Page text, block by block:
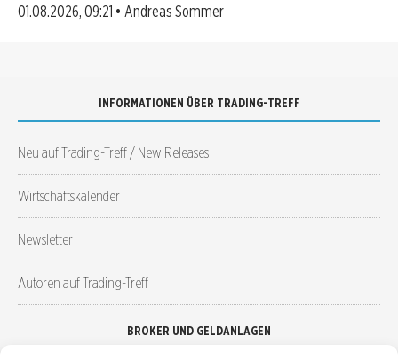
01.08.2026, 09:21 • Andreas Sommer
INFORMATIONEN ÜBER TRADING-TREFF
Neu auf Trading-Treff / New Releases
Wirtschaftskalender
Newsletter
Autoren auf Trading-Treff
BROKER UND GELDANLAGEN